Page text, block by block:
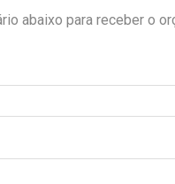
abaixo para receber o